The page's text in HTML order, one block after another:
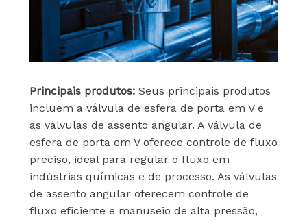
Principais produtos:Seus principais produtos
incluem a válvula de esfera de porta em V e
as válvulas de assento angular. A válvula de
esfera de porta em V oferece controle de fluxo
preciso, ideal para regular o fluxo em
indústrias químicas e de processo. As válvulas
de assento angular oferecem controle de
fluxo eficiente e manuseio de alta pressão,